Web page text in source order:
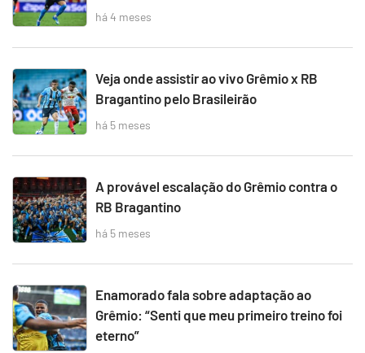
há 4 meses
Veja onde assistir ao vivo Grêmio x RB
Bragantino pelo Brasileirão
há 5 meses
A provável escalação do Grêmio contra o
RB Bragantino
há 5 meses
Enamorado fala sobre adaptação ao
Grêmio: “Senti que meu primeiro treino foi
eterno”